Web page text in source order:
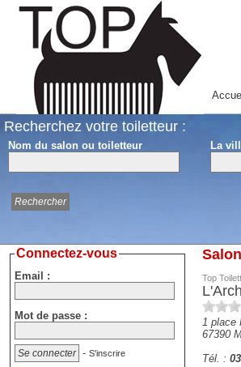
Recherchez votre toiletteur :
Nom du salon ou toiletteur La
Top
1 place
67390
Tél. :
Connectez-vous
Email :
Mot de passe :
- S'inscrire